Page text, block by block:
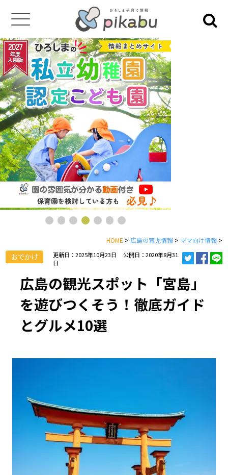
HOME > 広島の育児情報> ママ向け情報>
おでかけ 更新日：2025年10月23日
公開日：2020年8月31
日
広島の観光スポット「宮島」
を遊びつくそう！徹底ガイド
とグルメ10選